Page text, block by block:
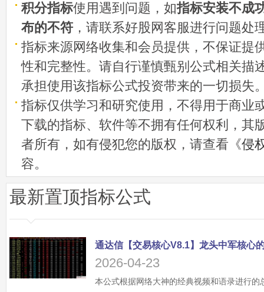
积分指标使用遇到问题，如指标安装不成
布的不符 ，请联系好股网客服进行问题处
指标来源网络收集和会员提供，不保证提
性和完整性。请自行谨慎甄别公式相关描
承担使用该指标公式投资带来的一切损失
指标仅供学习和研究使用，不得用于商业
下载的指标、软件等不拥有任何权利，其
者所有，如有侵犯您的版权，请查看《侵
容。
最新置顶指标公式
2026-04-23